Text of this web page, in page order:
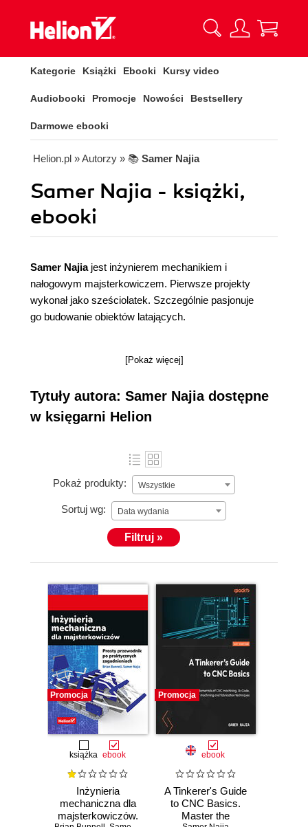
Kategorie Książki Ebooki Kursy video
Audiobooki Promocje Nowości Bestsellery
Darmowe ebooki
Helion.pl » Autorzy » 📚 Samer Najia
Samer Najia - książki,
ebooki
Samer Najiajest inżynierem mechanikiem i
nałogowym majsterkowiczem. Pierwsze projekty
wykonał jako sześciolatek. Szczególnie pasjonuje
go budowanie obiektów latających.
[Pokaż więcej]
Tytuły autora: Samer Najia dostępne
w księgarni Helion
Pokaż produkty: Wszystkie
Sortuj wg: Data wydania
Filtruj »
Promocja
książka ebook
Inżynieria
mechaniczna dla
majsterkowiczów.
Promocja
ebook
A Tinkerer's Guide
to CNC Basics.
Master the